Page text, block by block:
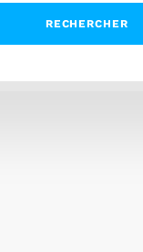
RECHERCHER